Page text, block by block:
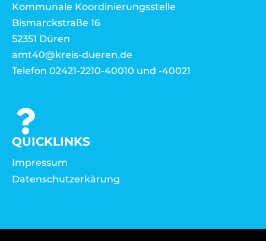
Kommunale Koordinierungsstelle
Bismarckstraße 16
52351 Düren
amt40@kreis-dueren.de
Telefon 02421-2210-40010 und -40021
QUICKLINKS
Impressum
Datenschutzerkärung